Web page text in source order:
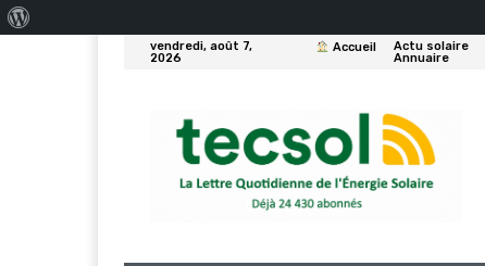
vendredi, août 7,
2026
Accueil Actu solaire
Annuaire